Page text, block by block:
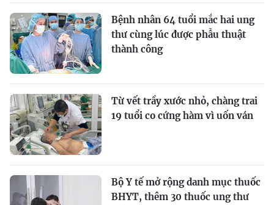
Bệnh nhân 64 tuổi mắc hai ung
thư cùng lúc được phẫu thuật
thành công
Từ vết trầy xước nhỏ, chàng trai
19 tuổi co cứng hàm vì uốn ván
Bộ Y tế mở rộng danh mục thuốc
BHYT, thêm 30 thuốc ung thư